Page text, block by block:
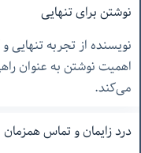
نوشتن برای تنهایی
نویسنده از تجربه
اهمیت نوشتن به عنوان
می‌کند.
درد زایمان و تماس همزمان